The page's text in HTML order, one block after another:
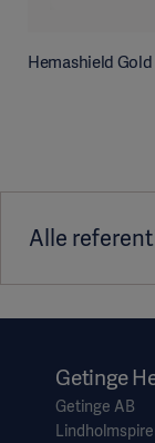
Hemashield
Alle
1. data on file
Getinge
Getinge AB